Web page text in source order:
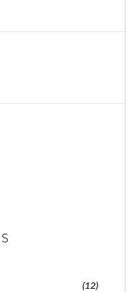
(12)